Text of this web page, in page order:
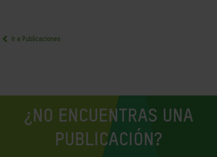
Ir a Publicaciones
¿NO ENCUENTRAS UNA
PUBLICACIÓN?